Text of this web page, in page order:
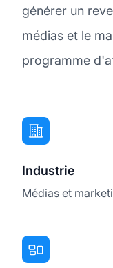
générer un
médias et le
programme
Industrie
Médias et